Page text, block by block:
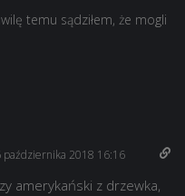
temu sądziłem, że mogli
października 2018 16:16
amerykański z drzewka,